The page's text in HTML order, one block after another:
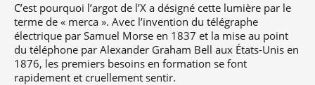
C’est pourquoi l’argot de l’X a désigné cette lumière par le
terme de « merca ». Avec l’invention du télégraphe
électrique par Samuel Morse en 1837 et la mise au point
du téléphone par Alexander Graham Bell aux États-Unis en
1876, les premiers besoins en formation se font
rapidement et cruellement sentir.